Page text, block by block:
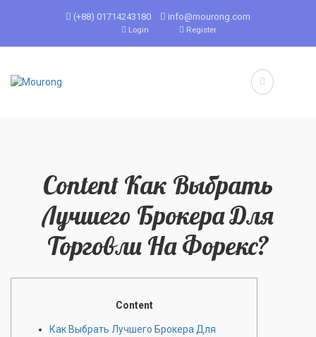
(+88) 01714243180 info@mourong.com
Login Register
Content Как Выбрать
Лучшего Брокера Для
Торговли На Форекс?
Content
Как Выбрать Лучшего Брокера Для